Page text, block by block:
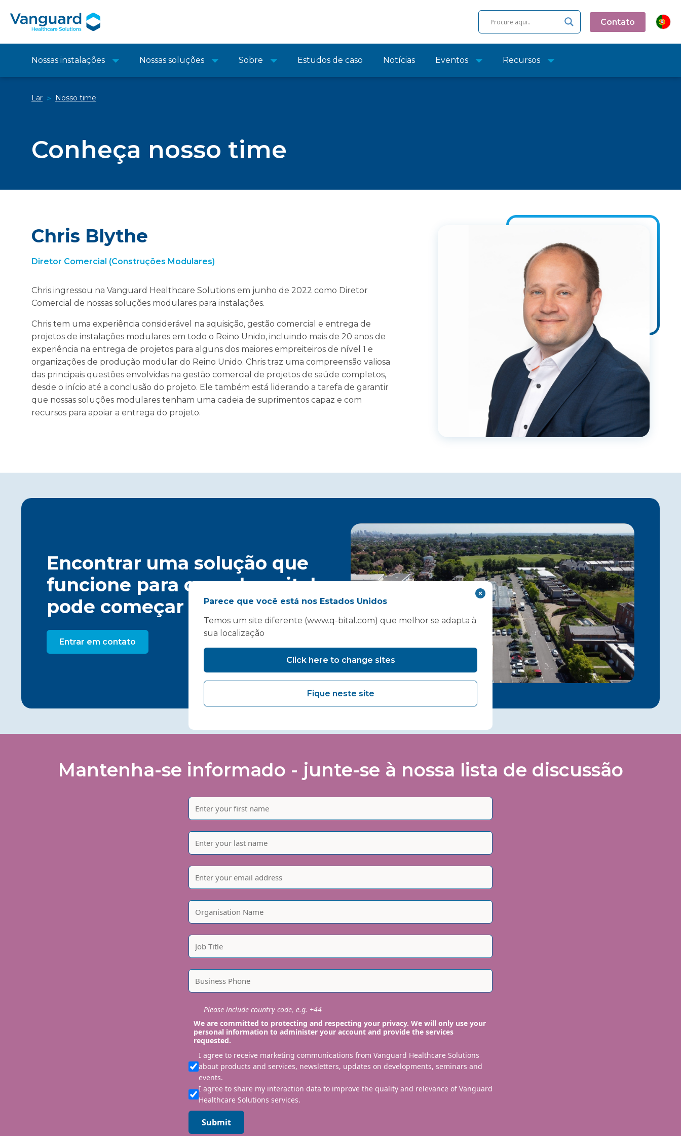
Contato
Nossas instalações Nossas soluções Sobre Estudos de caso Notícias Eventos Recursos
Lar > Nosso time
Conheça nosso time
Chris Blythe
Diretor Comercial (Construções Modulares)
Chris ingressou na Vanguard Healthcare Solutions em junho de 2022 como Diretor
Comercial de nossas soluções modulares para instalações.
Chris tem uma experiência considerável na aquisição, gestão comercial e entrega de
projetos de instalações modulares em todo o Reino Unido, incluindo mais de 20 anos de
experiência na entrega de projetos para alguns dos maiores empreiteiros de nível 1 e
organizações de produção modular do Reino Unido. Chris traz uma compreensão valiosa
das principais questões envolvidas na gestão comercial de projetos de saúde completos,
desde o início até a conclusão do projeto. Ele também está liderando a tarefa de garantir
que nossas soluções modulares tenham uma cadeia de suprimentos capaz e com
recursos para apoiar a entrega do projeto.
Encontrar uma solução que
funcione para o seu hospital
pode começar aqui…
Entrar em contato
Mantenha-se informado - junte-se à nossa lista de discussão
Please include country code, e.g. +44
We are committed to protecting and respecting your privacy. We will only use your
personal information to administer your account and provide the services
requested.
I agree to receive marketing communications from Vanguard Healthcare Solutions
about products and services, newsletters, updates on developments, seminars and
events.
I agree to share my interaction data to improve the quality and relevance of Vanguard
Healthcare Solutions services.
Submit
Parece que você está nos Estados Unidos
Temos um site diferente (www.q-bital.com) que melhor se adapta à
sua localização
Click here to change sites
Fique neste site